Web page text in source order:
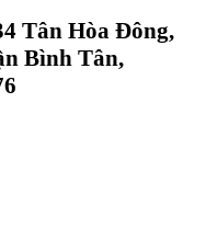
Tân Hòa Đông,
Bình Tân,